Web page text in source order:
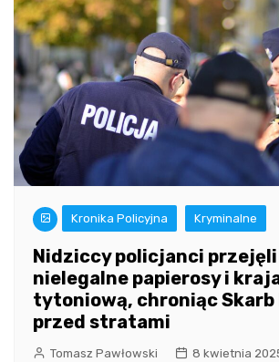
Kronika Policyjna Kryminalne
Nidziccy policjanci przejęli
nielegalne papierosy i
tytoniową, chroniąc Skarb
przed stratami
Tomasz Pawłowski 8 kwietnia